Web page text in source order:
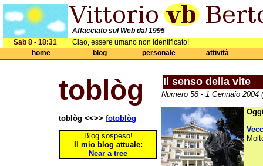
Affacciato sul Web dal 1995
Sab 8 - 18:31
Ciao, essere umano non identificato!
home
blog personale attività
toblòg
toblòg <<>> fotoblòg
Blog sospeso!
Il mio blog attuale:
Near a tree
Il senso della vite
Numero 58 - 1 Gennaio 2004